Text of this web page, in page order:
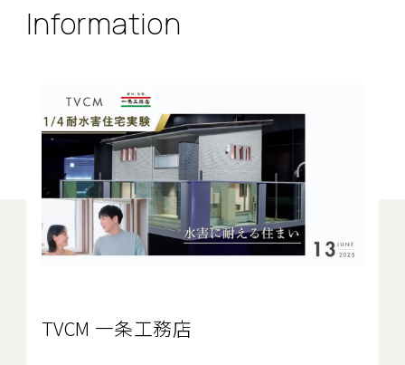
Information
TVCM 一条工務店